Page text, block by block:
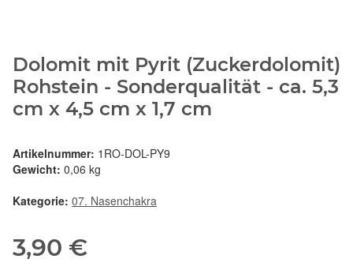
Dolomit mit Pyrit (Zuckerdolomit)
Rohstein - Sonderqualität - ca. 5,3
cm x 4,5 cm x 1,7 cm
Artikelnummer: 1RO-DOL-PY9
Gewicht: 0,06 kg
Kategorie: 07. Nasenchakra
3,90 €